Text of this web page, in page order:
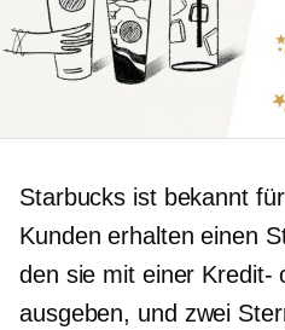
Starbucks ist bekanntfür
Kunden erhalten einen
den sie mit einer Kredit-
ausgeben, und zwei